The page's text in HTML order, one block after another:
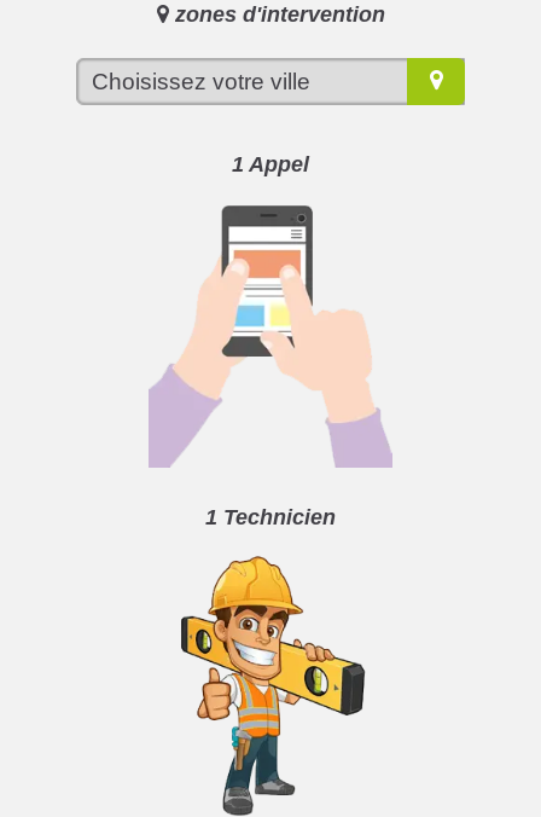
zones d'intervention
1 Appel
1 Technicien